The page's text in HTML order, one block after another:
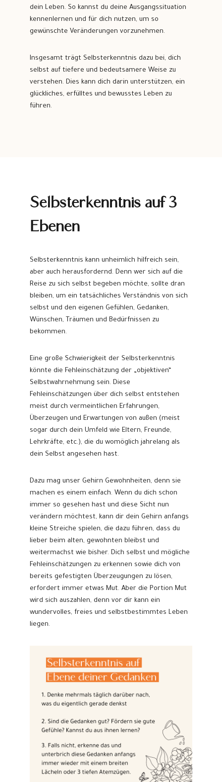
dein Leben. So kannst du deine Ausgangssituation
kennenlernen und für dich nutzen, um so
gewünschte Veränderungen vorzunehmen.
Insgesamt trägt Selbsterkenntnis dazu bei, dich
selbst auf tiefere und bedeutsamere Weise zu
verstehen. Dies kann dich darin unterstützen, ein
glückliches, erfülltes und bewusstes Leben zu
führen.
Selbsterkenntnis auf 3
Ebenen
Selbsterkenntnis kann unheimlich hilfreich sein,
aber auch herausfordernd. Denn wer sich auf die
Reise zu sich selbst begeben möchte, sollte dran
bleiben, um ein tatsächliches Verständnis von sich
selbst und den eigenen Gefühlen, Gedanken,
Wünschen, Träumen und Bedürfnissen zu
bekommen.
Eine große Schwierigkeit der Selbsterkenntnis
könnte die Fehleinschätzung der „objektiven“
Selbstwahrnehmung sein. Diese
Fehleinschätzungen über dich selbst entstehen
meist durch vermeintlichen Erfahrungen,
Überzeugen und Erwartungen von außen (meist
sogar durch dein Umfeld wie Eltern, Freunde,
Lehrkräfte, etc.), die du womöglich jahrelang als
dein Selbst angesehen hast.
Dazu mag unser Gehirn Gewohnheiten, denn sie
machen es einem einfach. Wenn du dich schon
immer so gesehen hast und diese Sicht nun
verändern möchtest, kann dir dein Gehirn anfangs
kleine Streiche spielen, die dazu führen, dass du
lieber beim alten, gewohnten bleibst und
weitermachst wie bisher. Dich selbst und mögliche
Fehleinschätzungen zu erkennen sowie dich von
bereits gefestigten Überzeugungen zu lösen,
erfordert immer etwas Mut. Aber die Portion Mut
wird sich auszahlen, denn vor dir kann ein
wundervolles, freies und selbstbestimmtes Leben
liegen.